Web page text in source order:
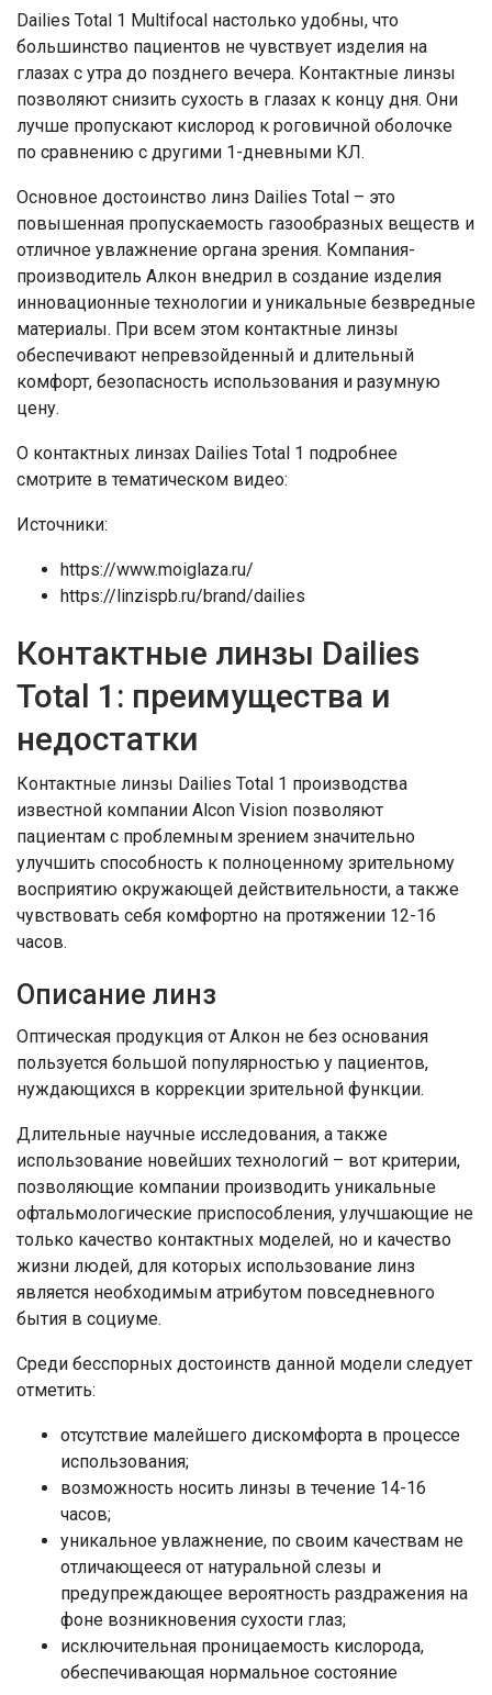
Dailies Total 1 Multifocal настолько удобны, что
большинство пациентов не чувствует изделия на
глазах с утра до позднего вечера. Контактные линзы
позволяют снизить сухость в глазах к концу дня. Они
лучше пропускают кислород к роговичной оболочке
по сравнению с другими 1-дневными КЛ.
Основное достоинство линз Dailies Total – это
повышенная пропускаемость газообразных веществ и
отличное увлажнение органа зрения. Компания-
производитель Алкон внедрил в создание изделия
инновационные технологии и уникальные безвредные
материалы. При всем этом контактные линзы
обеспечивают непревзойденный и длительный
комфорт, безопасность использования и разумную
цену.
О контактных линзах Dailies Total 1 подробнее
смотрите в тематическом видео:
Источники:
https://www.moiglaza.ru/
https://linzispb.ru/brand/dailies
Контактные линзы Dailies
Total 1: преимущества и
недостатки
Контактные линзы Dailies Total 1 производства
известной компании Alcon Vision позволяют
пациентам с проблемным зрением значительно
улучшить способность к полноценному зрительному
восприятию окружающей действительности, а также
чувствовать себя комфортно на протяжении 12-16
часов.
Описание линз
Оптическая продукция от Алкон не без основания
пользуется большой популярностью у пациентов,
нуждающихся в коррекции зрительной функции.
Длительные научные исследования, а также
использование новейших технологий – вот критерии,
позволяющие компании производить уникальные
офтальмологические приспособления, улучшающие не
только качество контактных моделей, но и качество
жизни людей, для которых использование линз
является необходимым атрибутом повседневного
бытия в социуме.
Среди бесспорных достоинств данной модели следует
отметить:
отсутствие малейшего дискомфорта в процессе
использования;
возможность носить линзы в течение 14-16
часов;
уникальное увлажнение, по своим качествам не
отличающееся от натуральной слезы и
предупреждающее вероятность раздражения на
фоне возникновения сухости глаз;
исключительная проницаемость кислорода,
обеспечивающая нормальное состояние